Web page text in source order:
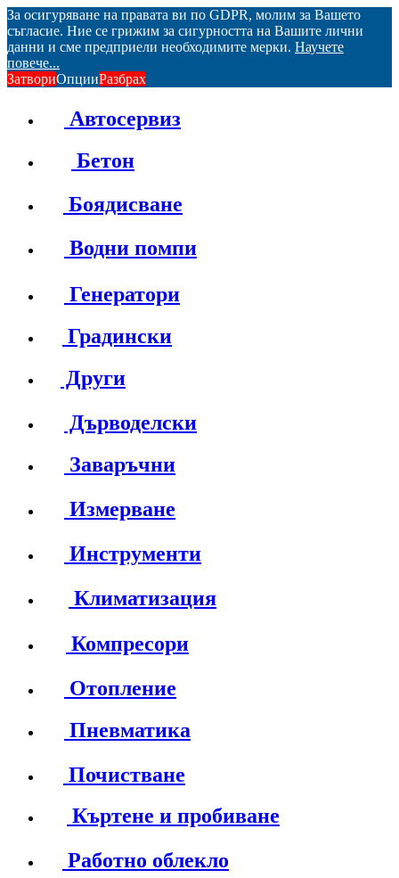
За осигуряване на правата ви по GDPR, молим за Вашето
съгласие. Ние се грижим за сигурността на Вашите лични
данни и сме предприели необходимите мерки. Научете
повече...
ЗатвориОпцииРазбрах
Автосервиз
Бетон
Боядисване
Водни помпи
Генератори
Градински
Други
Дърводелски
Заваръчни
Измерване
Инструменти
Климатизация
Компресори
Отопление
Пневматика
Почистване
Къртене и пробиване
Работно облекло